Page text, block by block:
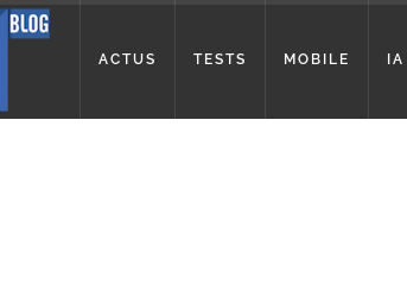
ACTUS TESTS MOBILE IA